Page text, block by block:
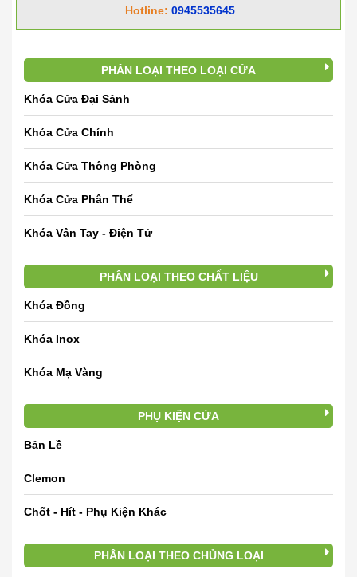
Hotline: 0945535645
PHÂN LOẠI THEO LOẠI CỬA
Khóa Cửa Đại Sảnh
Khóa Cửa Chính
Khóa Cửa Thông Phòng
Khóa Cửa Phân Thể
Khóa Vân Tay - Điện Tử
PHÂN LOẠI THEO CHẤT LIỆU
Khóa Đồng
Khóa Inox
Khóa Mạ Vàng
PHỤ KIỆN CỬA
Bản Lề
Clemon
Chốt - Hít - Phụ Kiện Khác
PHÂN LOẠI THEO CHỦNG LOẠI